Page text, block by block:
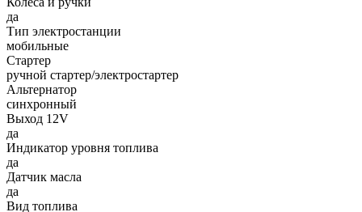
да
Тип электростанции
мобильные
Стартер
ручной стартер/электростартер
Альтернатор
синхронный
Выход 12V
да
Индикатор уровня топлива
да
Датчик масла
да
Вид топлива